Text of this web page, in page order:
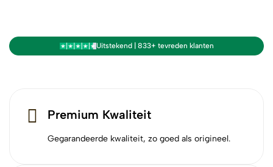
Uitstekend | 833+ tevreden klanten
Premium Kwaliteit
Gegarandeerde kwaliteit, zo goed als origineel.